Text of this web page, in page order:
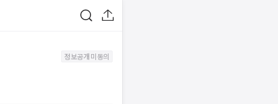
정보공개 미동의